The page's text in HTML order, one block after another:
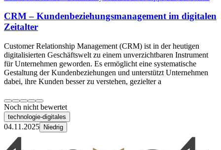
CRM – Kundenbeziehungsmanagement im digitalen
Zeitalter
Customer Relationship Management (CRM) ist in der heutigen
digitalisierten Geschäftswelt zu einem unverzichtbaren Instrument
für Unternehmen geworden. Es ermöglicht eine systematische
Gestaltung der Kundenbeziehungen und unterstützt Unternehmen
dabei, ihre Kunden besser zu verstehen, gezielter a
Noch nicht bewertet
technologie-digitales
04.11.2025 Niedrig